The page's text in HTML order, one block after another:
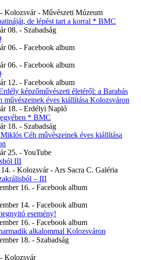
Kolozsvár - Művészeti Múzeum
de lépést tart a korral * BMC
08. - Szabadság
06. - Facebook album
06. - Facebook album
12. - Facebook album
képzőművészeti életéről: a Barabás
művészeinek éves kiállítása Kolozsváron
18. - Erdélyi Napló
* BMC
18. - Szabadság
Céh művészeinek éves kiállítása
25. - YouTube
III
14. - Kolozsvár - Ars Sacra C. Galéria
– III
16. - Facebook album
14. - Facebook album
esemény!
16. - Facebook album
alkalommal Kolozsváron
18. - Szabadság
Kolozsvár